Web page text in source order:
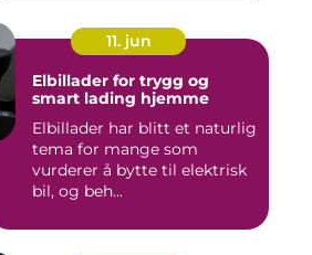
11. jun
Elbillader for trygg og
smart lading hjemme
Elbillader har blitt et naturlig
tema for mange som
vurderer å bytte til elektrisk
bil, og beh...